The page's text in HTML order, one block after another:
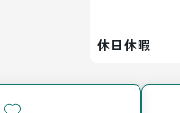
休日休暇